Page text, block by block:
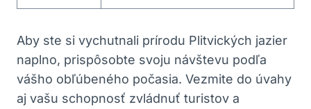
Aby ste si vychutnali prírodu Plitvických jazier
naplno, prispôsobte svoju návštevu podľa
vášho obľúbeného počasia. Vezmite do úvahy
aj vašu schopnosť zvládnuť turistov a